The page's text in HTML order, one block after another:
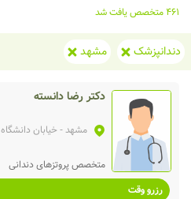
461 متخصص یافت شد
دندانپزشک مشهد
دکتر رضا دانسته
مشهد- خیابان دانشگاه
متخصص پروتزهای دندانی
رزرو وقت